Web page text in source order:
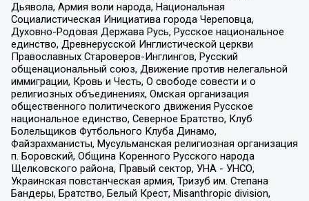
Дьявола, Армия воли народа, Национальная
Социалистическая Инициатива города Череповца,
Духовно-Родовая Держава Русь, Русское национальное
единство, Древнерусской Инглистической церкви
Православных Староверов-Инглингов, Русский
общенациональный союз, Движение против нелегальной
иммиграции, Кровь и Честь, О свободе совести и о
религиозных объединениях, Омская организация
общественного политического движения Русское
национальное единство, Северное Братство, Клуб
Болельщиков Футбольного Клуба Динамо,
Файзрахманисты, Мусульманская религиозная организация
п. Боровский, Община Коренного Русского народа
Щелковского района, Правый сектор, УНА - УНСО,
Украинская повстанческая армия, Тризуб им. Степана
Бандеры, Братство, Белый Крест, Misanthropic division,